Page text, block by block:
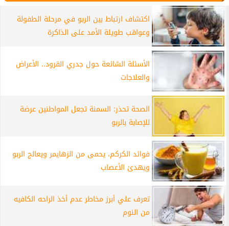
اكتشاف ارتباط بين الربو في مرحلة الطفولة
وعواقب طويلة الأمد على الذاكرة
الأسئلة الشائعة حول جدري القرود.. الأعراض
والعلاجات
الصحة تحذر: السمنة تجعل المواطنين عرضة
للإصابة بالربو
فوائد الكركم، يحمى من الزهايمر ويعالج الربو
ويهدئ الأعصاب
تعرف علي أبرز مخاطر عدم أخذ الراحه الكافيه
من النوم